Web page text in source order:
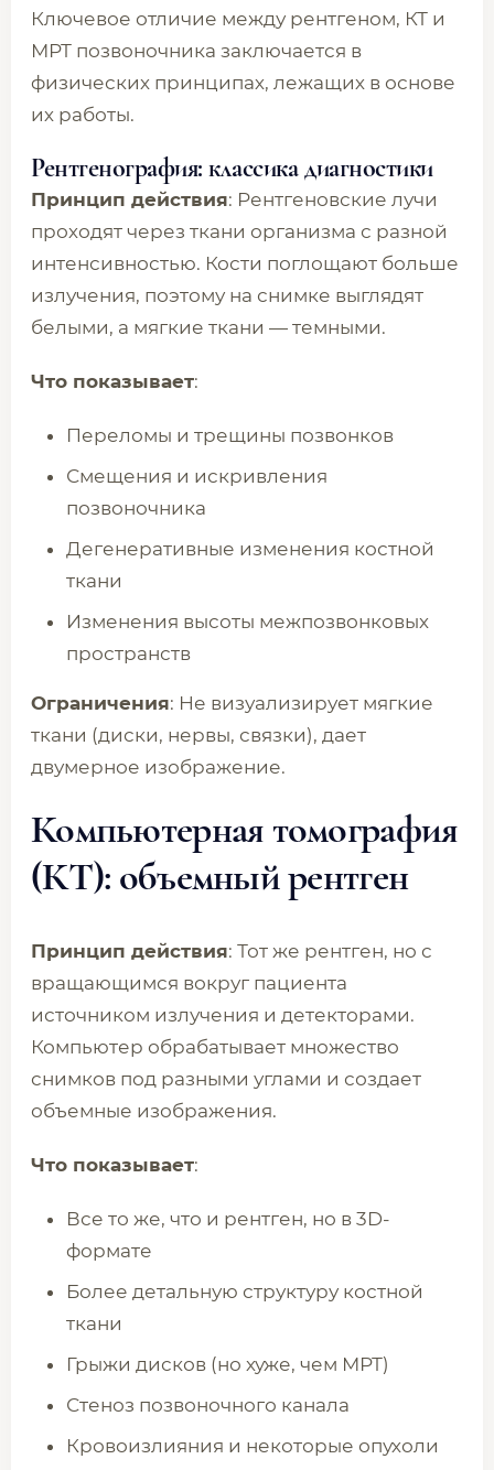
Ключевое отличие между рентгеном, КТ и
МРТ позвоночника заключается в
физических принципах, лежащих в основе
их работы.
Рентгенография: классика диагностики
Принцип действия: Рентгеновские лучи
проходят через ткани организма с разной
интенсивностью. Кости поглощают больше
излучения, поэтому на снимке выглядят
белыми, а мягкие ткани — темными.
Что показывает:
Переломы и трещины позвонков
Смещения и искривления
позвоночника
Дегенеративные изменения костной
ткани
Изменения высоты межпозвонковых
пространств
Ограничения: Не визуализирует мягкие
ткани (диски, нервы, связки), дает
двумерное изображение.
Компьютерная томография
(КТ): объемный рентген
Принцип действия: Тот же рентген, но с
вращающимся вокруг пациента
источником излучения и детекторами.
Компьютер обрабатывает множество
снимков под разными углами и создает
объемные изображения.
Что показывает:
Все то же, что и рентген, но в 3D-
формате
Более детальную структуру костной
ткани
Грыжи дисков (но хуже, чем МРТ)
Стеноз позвоночного канала
Кровоизлияния и некоторые опухоли